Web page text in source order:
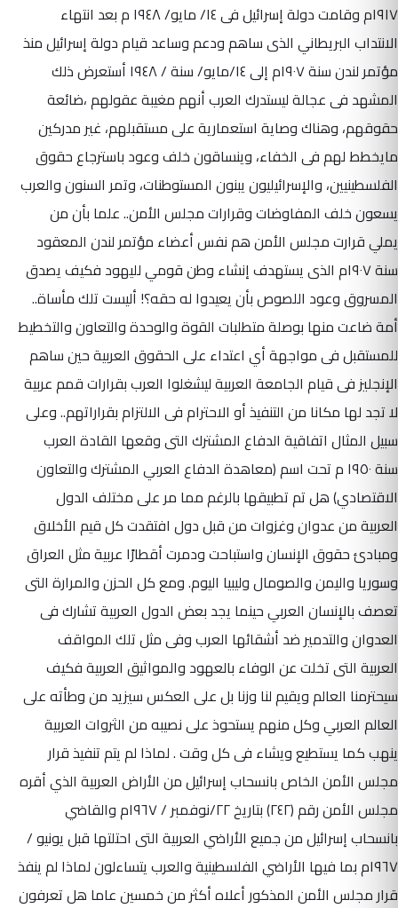
١٩١٧م وقامت دولة إسرائيل فى ١٤/ مايو/ ١٩٤٨ م بعد انتهاء
الانتداب البريطاني الذى ساهم ودعم وساعد قيام دولة إسرائيل منذ
مؤتمر لندن سنة ١٩٠٧م إلى ١٤/مايو/ سنة / ١٩٤٨ أستعرض ذلك
المشهد فى عجالة ليستدرك العرب أنهم مغيبة عقولهم ،ضائعة
حقوقهم، وهناك وصاية استعمارية على مستقبلهم، غير مدركين
مايخطط لهم فى الخفاء، وينساقون خلف وعود باسترجاع حقوق
الفلسطينيين، والإسرائيليون يبنون المستوطنات، وتمر السنون والعرب
يسعون خلف المفاوضات وقرارات مجلس الأمن.. علما بأن من
يملي قرارت مجلس الأمن هم نفس أعضاء مؤتمر لندن المعقود
سنة ١٩٠٧م الذى يستهدف إنشاء وطن قومي لليهود فكيف يصدق
المسروق وعود اللصوص بأن يعيدوا له حقه؟! أليست تلك مأساة..
أمة ضاعت منها بوصلة متطلبات القوة والوحدة والتعاون والتخطيط
للمستقبل فى مواجهة أي اعتداء على الحقوق العربية حين ساهم
الإنجليز فى قيام الجامعة العربية ليشغلوا العرب بقرارات قمم عربية
لا تجد لها مكانا من التنفيذ أو الاحترام فى الالتزام بقراراتهم.. وعلى
سبيل المثال اتفاقية الدفاع المشترك التى وقعها القادة العرب
سنة ١٩٥٠ م تحت اسم (معاهدة الدفاع العربي المشترك والتعاون
الاقتصادي) هل تم تطبيقها بالرغم مما مر على مختلف الدول
العربية من عدوان وغزوات من قبل دول افتقدت كل قيم الأخلاق
ومبادئ حقوق الإنسان واستباحت ودمرت أقطارًا عربية مثل العراق
وسوريا واليمن والصومال وليبيا اليوم. ومع كل الحزن والمرارة التى
تعصف بالإنسان العربي حينما يجد بعض الدول العربية تشارك فى
العدوان والتدمير ضد أشقائها العرب وفى مثل تلك المواقف
العربية التى تخلت عن الوفاء بالعهود والمواثيق العربية فكيف
سيحترمنا العالم ويقيم لنا وزنا بل على العكس سيزيد من وطأته على
العالم العربي وكل منهم يستحوذ على نصيبه من الثروات العربية
ينهب كما يستطيع ويشاء فى كل وقت . لماذا لم يتم تنفيذ قرار
مجلس الأمن الخاص بانسحاب إسرائيل من الأراض العربية الذي أقره
مجلس الأمن رقم (٢٤٢) بتاريخ ٢٢/نوفمبر / ١٩٦٧م والقاضي
بانسحاب إسرائيل من جميع الأراضي العربية التى احتلتها قبل يونيو /
١٩٦٧م بما فيها الأراضي الفلسطينية والعرب يتساءلون لماذا لم ينفذ
قرار مجلس الأمن المذكور أعلاه أكثر من خمسين عاما هل تعرفون